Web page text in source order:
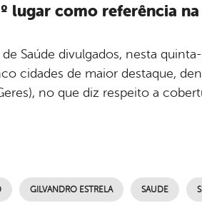
lugar como referência
de Saúde divulgados, nesta
cidades de maior destaque,
no que diz respeito a
GILVANDRO ESTRELA SAUDE